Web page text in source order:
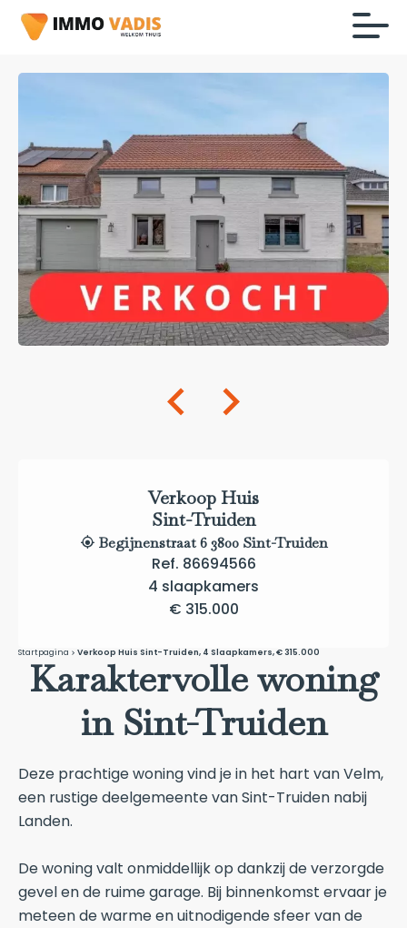
Verkoop Huis
Sint-Truiden
Begijnenstraat 6 3800 Sint-Truiden
Ref. 86694566
4 slaapkamers
€ 315.000
Startpagina Verkoop Huis Sint-Truiden, 4 Slaapkamers, € 315.000
Karaktervolle woning
in Sint-Truiden
Deze prachtige woning vind je in het hart van Velm,
een rustige deelgemeente van Sint-Truiden nabij
Landen.
De woning valt onmiddellijk op dankzij de verzorgde
gevel en de ruime garage. Bij binnenkomst ervaar je
meteen de warme en uitnodigende sfeer van de